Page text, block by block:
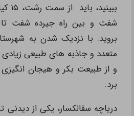
شفت و بین راه جیرده شفت
بروید. با نزدیک شدن به
متعدد و جاذبه های طبیعی
و از طبیعت بکر و هیجان انگیزی
برد.
دریاچه سقالکسار، یکی از دیدنی